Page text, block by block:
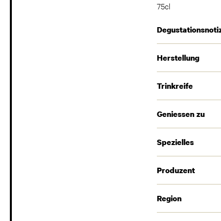
75cl
Herstellung
Trinkreife
Geniessen zu
Spezielles
Produzent
Region